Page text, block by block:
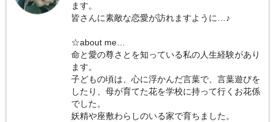
ます。
皆さんに素敵な恋愛が訪れますように…♪
☆about me…
命と愛の尊さとを知っている私の人生経験があり
ます。
子どもの頃は、心に浮かんだ言葉で、言葉遊びを
したり、母が育てた花を学校に持って行くお花係
でした。
妖精や座敷わらしのいる家で育ちました。